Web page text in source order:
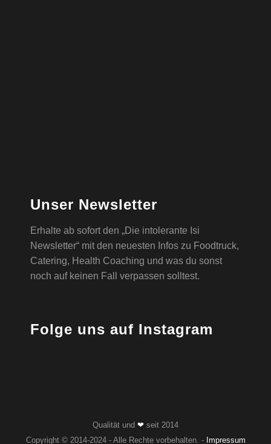
Unser Newsletter
Erhalte ab sofort den „Die intolerante Isi
Newsletter“ mit den neuesten Infos zu Foodtruck,
Catering, Health Coaching und was du sonst
noch auf keinen Fall verpassen solltest.
Folge uns auf Instagram
Qualität und ❤ seit 2014
Copyright © 2014-2024 - Alle Rechte vorbehalten. - Impressum